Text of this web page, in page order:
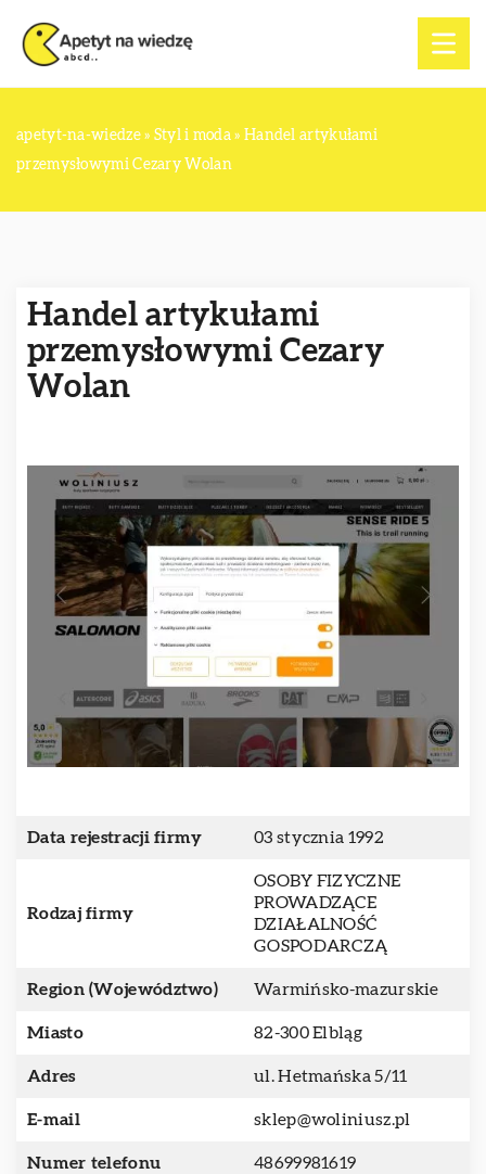
apetyt-na-wiedze» Styl i moda » Handel artykułami
przemysłowymi Cezary Wolan
Handel artykułami
przemysłowymi Cezary
Wolan
Data rejestracji firmy 03 stycznia 1992
Rodzaj firmy
OSOBY FIZYCZNE
PROWADZĄCE
DZIAŁALNOŚĆ
GOSPODARCZĄ
Region (Województwo) Warmińsko-mazurskie
Miasto 82-300 Elbląg
Adres ul. Hetmańska 5/11
E-mail sklep@woliniusz.pl
Numer telefonu 48699981619